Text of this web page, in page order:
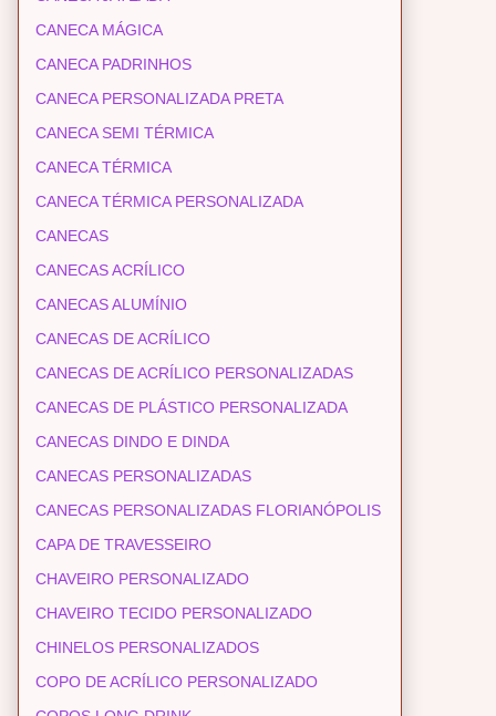
CANECA MÁGICA
CANECA PADRINHOS
CANECA PERSONALIZADA PRETA
CANECA SEMI TÉRMICA
CANECA TÉRMICA
CANECA TÉRMICA PERSONALIZADA
CANECAS
CANECAS ACRÍLICO
CANECAS ALUMÍNIO
CANECAS DE ACRÍLICO
CANECAS DE ACRÍLICO PERSONALIZADAS
CANECAS DE PLÁSTICO PERSONALIZADA
CANECAS DINDO E DINDA
CANECAS PERSONALIZADAS
CANECAS PERSONALIZADAS FLORIANÓPOLIS
CAPA DE TRAVESSEIRO
CHAVEIRO PERSONALIZADO
CHAVEIRO TECIDO PERSONALIZADO
CHINELOS PERSONALIZADOS
COPO DE ACRÍLICO PERSONALIZADO